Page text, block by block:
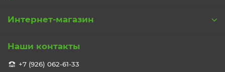
Интернет-магазин
Наши контакты
+7 (926) 062-61-33